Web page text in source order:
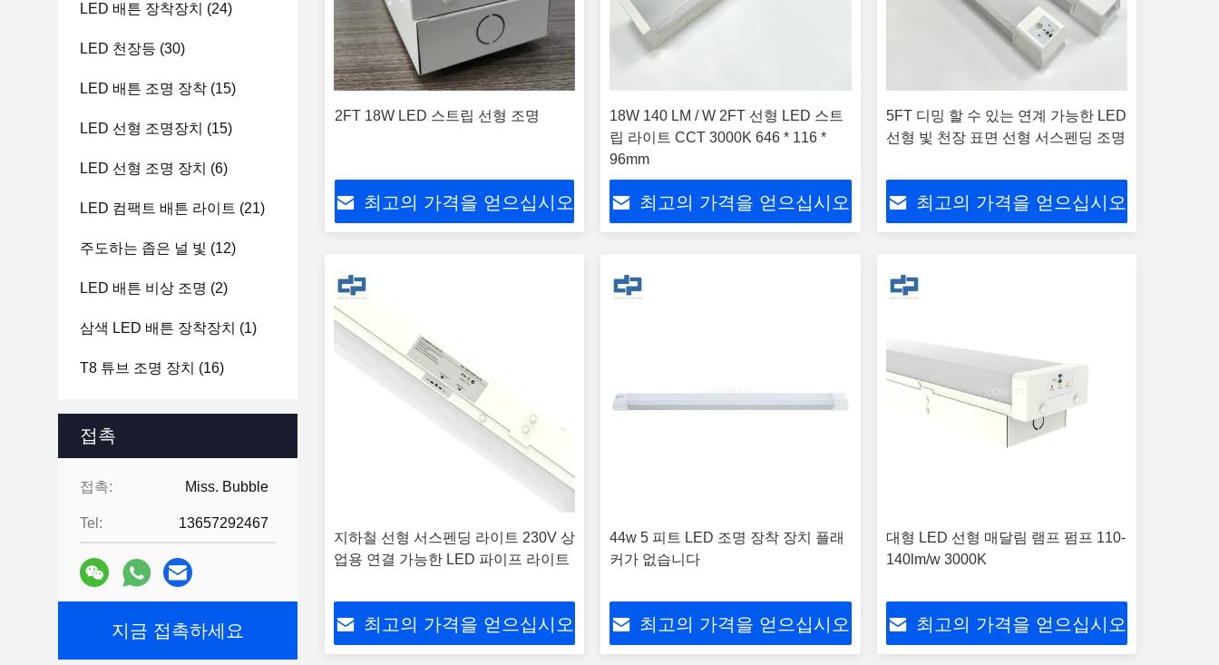
LED 배튼 장착장치 (24)
LED 천장등 (30)
LED 배튼 조명 장착 (15)
LED 선형 조명장치 (15)
LED 선형 조명 장치 (6)
LED 컴팩트 배튼 라이트 (21)
주도하는 좁은 널 빛 (12)
LED 배튼 비상 조명 (2)
삼색 LED 배튼 장착장치 (1)
T8 튜브 조명 장치 (16)
접촉
접촉: Miss. Bubble
Tel: 13657292467
지금 접촉하세요
2FT 18W LED 스트립 선형 조명
최고의 가격을 얻으십시오
18W 140 LM / W 2FT 선형 LED 스트
립 라이트 CCT 3000K 646 * 116 *
96mm
최고의 가격을 얻으십시오
5FT 디밍 할 수 있는 연계 가능한 LED
선형 빛 천장 표면 선형 서스펜딩 조명
최고의 가격을 얻으십시오
지하철 선형 서스펜딩 라이트 230V 상
업용 연결 가능한 LED 파이프 라이트
최고의 가격을 얻으십시오
44w 5 피트 LED 조명 장착 장치 플래
커가 없습니다
최고의 가격을 얻으십시오
대형 LED 선형 매달림 램프 펌프 110-
140lm/w 3000K
최고의 가격을 얻으십시오